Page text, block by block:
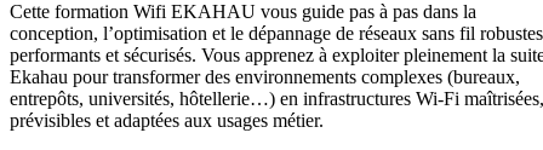
Cette formation Wifi EKAHAU vous guide pas à pas dans la
conception, l’optimisation et le dépannage de réseaux sans fil
performants et sécurisés. Vous apprenez à exploiter pleinement la
Ekahau pour transformer des environnements complexes (bureaux,
entrepôts, universités, hôtellerie…) en infrastructures Wi-Fi maîtrisées,
prévisibles et adaptées aux usages métier.